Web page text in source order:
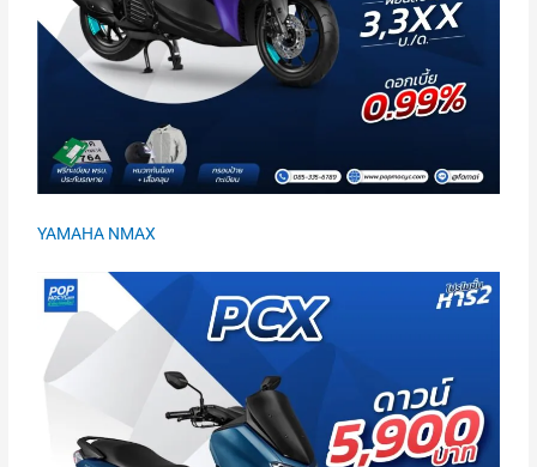
YAMAHA NMAX